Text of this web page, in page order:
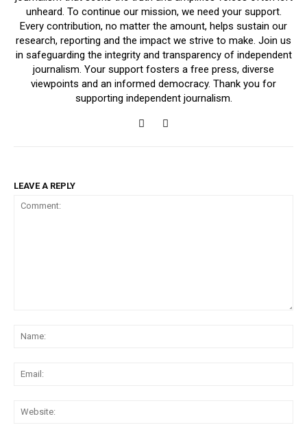
unheard. To continue our mission, we need your support.
Every contribution, no matter the amount, helps sustain our
research, reporting and the impact we strive to make. Join us
in safeguarding the integrity and transparency of independent
journalism. Your support fosters a free press, diverse
viewpoints and an informed democracy. Thank you for
supporting independent journalism.
LEAVE A REPLY